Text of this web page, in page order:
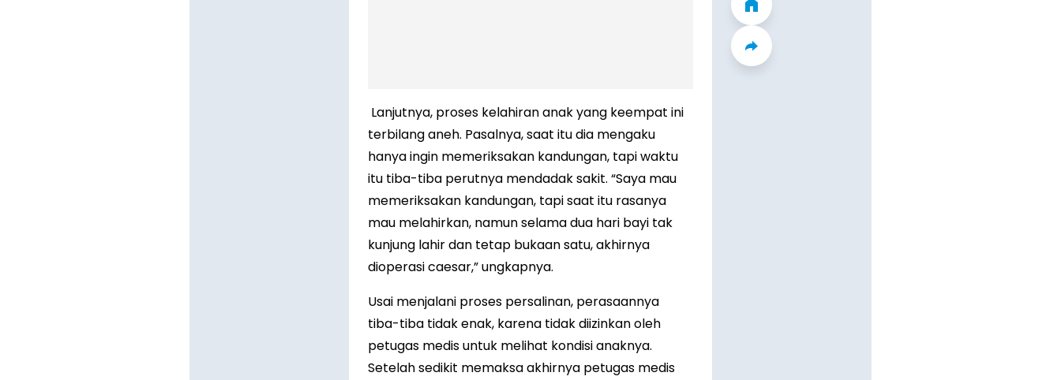
Lanjutnya, proses kelahiran anak yang keempat ini
terbilang aneh. Pasalnya, saat itu dia mengaku
hanya ingin memeriksakan kandungan, tapi waktu
itu tiba-tiba perutnya mendadak sakit. “Saya mau
memeriksakan kandungan, tapi saat itu rasanya
mau melahirkan, namun selama dua hari bayi tak
kunjung lahir dan tetap bukaan satu, akhirnya
dioperasi caesar,” ungkapnya.
Usai menjalani proses persalinan, perasaannya
tiba-tiba tidak enak, karena tidak diizinkan oleh
petugas medis untuk melihat kondisi anaknya.
Setelah sedikit memaksa akhirnya petugas medis